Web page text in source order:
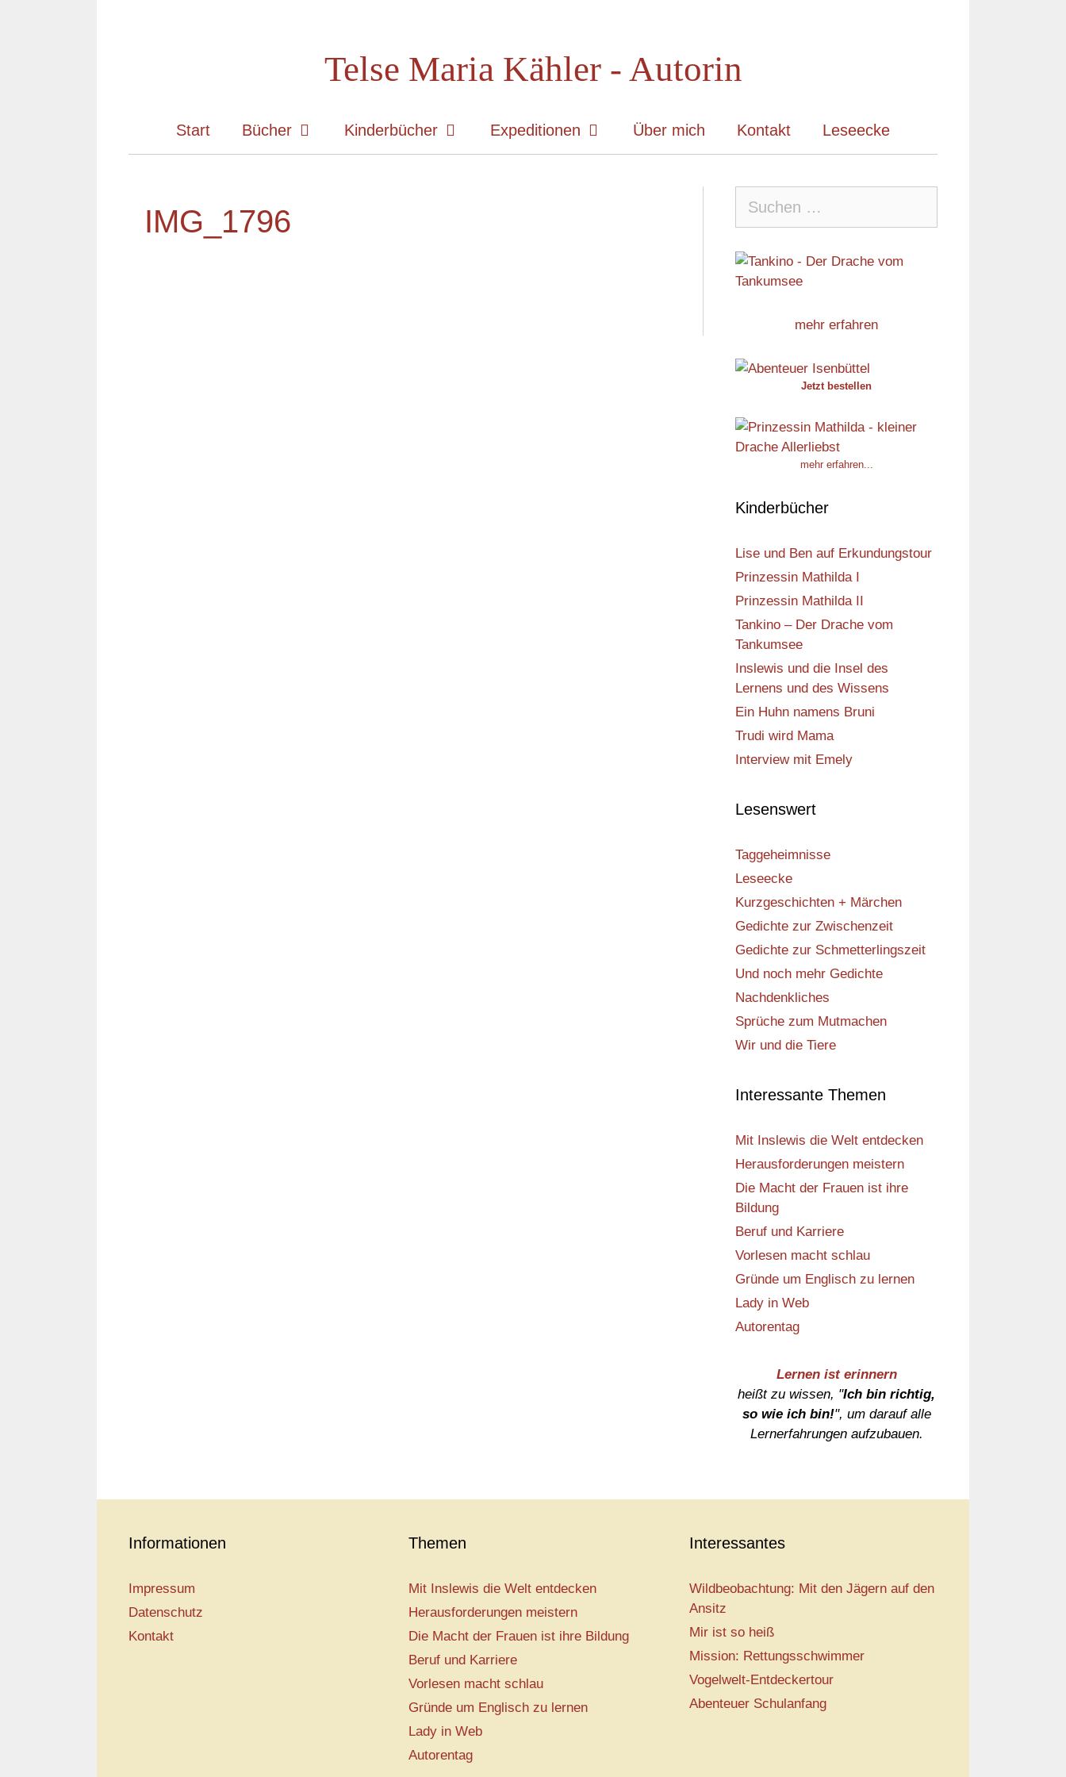
Telse Maria Kähler - Autorin
Start Bücher Kinderbücher Expeditionen Über mich Kontakt Leseecke
IMG_1796
nach:
mehr erfahren
Jetzt bestellen
mehr erfahren...
Kinderbücher
Lise und Ben auf Erkundungstour
Prinzessin Mathilda I
Prinzessin Mathilda II
Tankino – Der Drache vom
Tankumsee
Inslewis und die Insel des
Lernens und des Wissens
Ein Huhn namens Bruni
Trudi wird Mama
Interview mit Emely
Lesenswert
Taggeheimnisse
Leseecke
Kurzgeschichten + Märchen
Gedichte zur Zwischenzeit
Gedichte zur Schmetterlingszeit
Und noch mehr Gedichte
Nachdenkliches
Sprüche zum Mutmachen
Wir und die Tiere
Interessante Themen
Mit Inslewis die Welt entdecken
Herausforderungen meistern
Die Macht der Frauen ist ihre
Bildung
Beruf und Karriere
Vorlesen macht schlau
Gründe um Englisch zu lernen
Lady in Web
Autorentag
Lernen ist erinnern
heißt zu wissen, "Ich bin richtig,
so wie ich bin!", um darauf alle
Lernerfahrungen aufzubauen.
Informationen
Impressum
Datenschutz
Kontakt
Themen
Mit Inslewis die Welt entdecken
Herausforderungen meistern
Die Macht der Frauen ist ihre Bildung
Beruf und Karriere
Vorlesen macht schlau
Gründe um Englisch zu lernen
Lady in Web
Autorentag
Interessantes
Wildbeobachtung: Mit den Jägern auf den
Ansitz
Mir ist so heiß
Mission: Rettungsschwimmer
Vogelwelt-Entdeckertour
Abenteuer Schulanfang